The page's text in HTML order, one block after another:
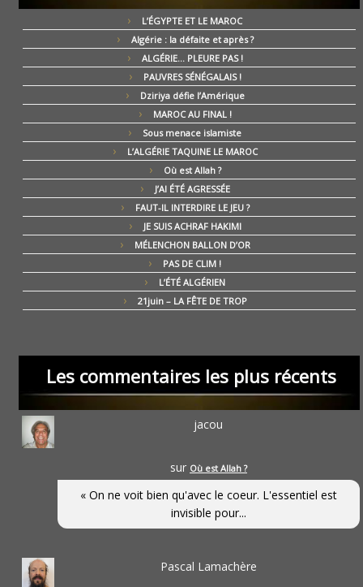
L’ÉGYPTE ET LE MAROC
Algérie : la défaite et après ?
ALGÉRIE… PLEURE PAS !
PAUVRES SÉNÉGALAIS !
Dziriya défie l’Amérique
MAROC AU FINAL !
Sous menace islamiste
L’ALGÉRIE TAQUINE LE MAROC
Où est Allah ?
J’AI ÉTÉ AGRESSÉE
FAUT-IL INTERDIRE LE JEU ?
JE SUIS ACHRAF HAKIMI
MÉLENCHON BALLON D’OR
PAS DE CLIM !
L’ÉTÉ ALGÉRIEN
21juin – LA FÊTE DE TROP
Les commentaires les plus récents
jacou
sur Où est Allah ?
« On ne voit bien qu'avec le coeur. L'essentiel est
invisible pour...
Pascal Lamachère